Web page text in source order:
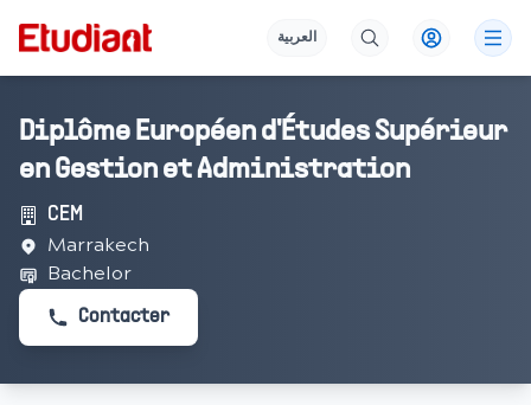
العربية
Diplôme Européen d'Études Supérieur
en Gestion et Administration
CEM
Marrakech
Bachelor
Contacter